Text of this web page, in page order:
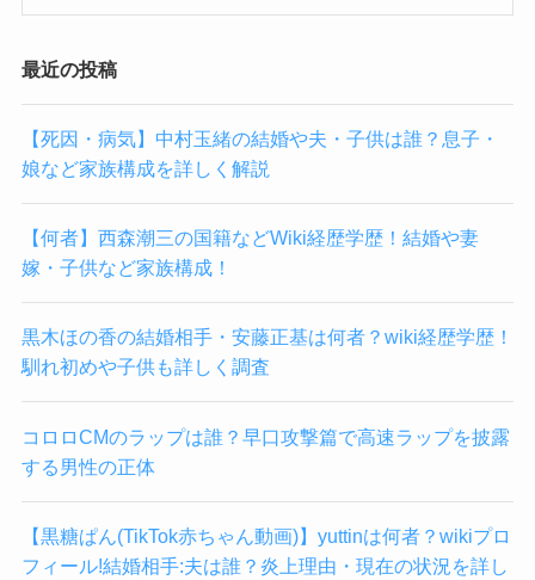
最近の投稿
【死因・病気】中村玉緒の結婚や夫・子供は誰？息子・
娘など家族構成を詳しく解説
【何者】西森潮三の国籍などWiki経歴学歴！結婚や妻
嫁・子供など家族構成！
黒木ほの香の結婚相手・安藤正基は何者？wiki経歴学歴！
馴れ初めや子供も詳しく調査
コロロCMのラップは誰？早口攻撃篇で高速ラップを披露
する男性の正体
【黒糖ぱん(TikTok赤ちゃん動画)】yuttinは何者？wikiプロ
フィール!結婚相手:夫は誰？炎上理由・現在の状況を詳し